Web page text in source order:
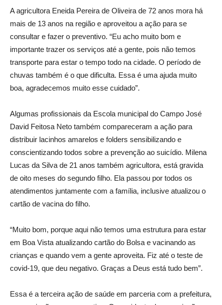
A agricultora Eneida Pereira de Oliveira de 72 anos mora há
mais de 13 anos na região e aproveitou a ação para se
consultar e fazer o preventivo. “Eu acho muito bom e
importante trazer os serviços até a gente, pois não temos
transporte para estar o tempo todo na cidade. O período de
chuvas também é o que dificulta. Essa é uma ajuda muito
boa, agradecemos muito esse cuidado”.
Algumas profissionais da Escola municipal do Campo José
David Feitosa Neto também compareceram a ação para
distribuir lacinhos amarelos e folders sensibilizando e
conscientizando todos sobre a prevenção ao suicídio. Milena
Lucas da Silva de 21 anos também agricultora, está gravida
de oito meses do segundo filho. Ela passou por todos os
atendimentos juntamente com a família, inclusive atualizou o
cartão de vacina do filho.
“Muito bom, porque aqui não temos uma estrutura para estar
em Boa Vista atualizando cartão do Bolsa e vacinando as
crianças e quando vem a gente aproveita. Fiz até o teste de
covid-19, que deu negativo. Graças a Deus está tudo bem”.
Essa é a terceira ação de saúde em parceria com a prefeitura,